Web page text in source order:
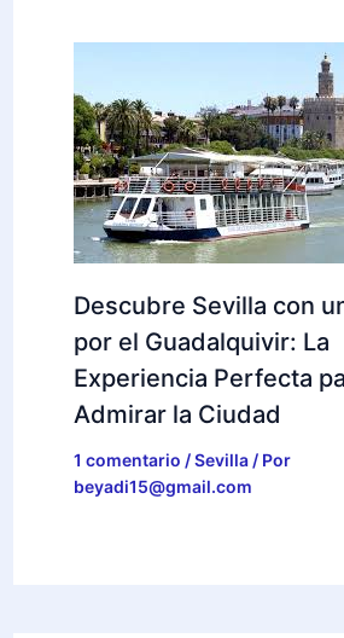
Descubre Sevilla con
por el Guadalquivir: La
Experiencia Perfecta
Admirar la Ciudad
1 comentario /Sevilla/ Por
beyadi15@gmail.com